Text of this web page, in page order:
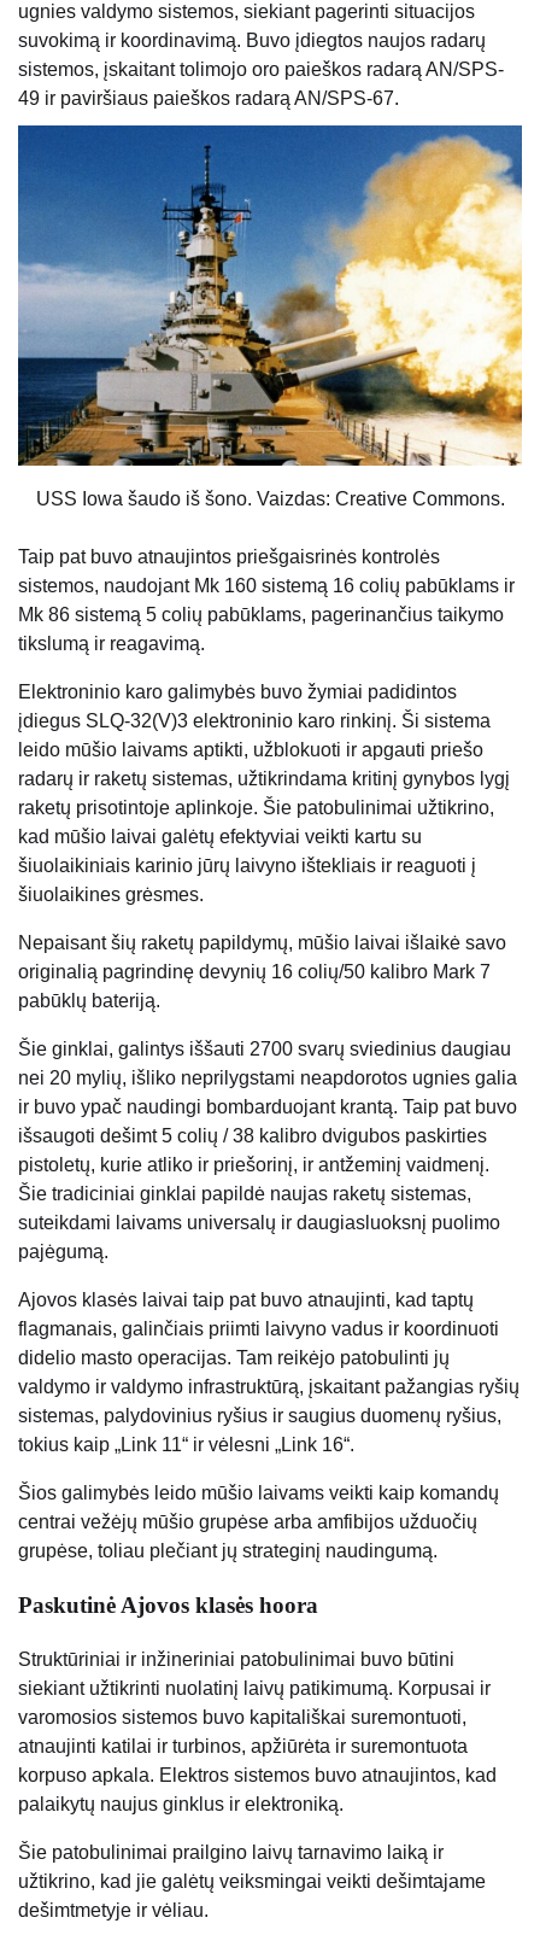
ugnies valdymo sistemos, siekiant pagerinti situacijos
suvokimą ir koordinavimą. Buvo įdiegtos naujos radarų
sistemos, įskaitant tolimojo oro paieškos radarą AN/SPS-
49 ir ​​paviršiaus paieškos radarą AN/SPS-67.
USS Iowa šaudo iš šono. Vaizdas: Creative Commons.
Taip pat buvo atnaujintos priešgaisrinės kontrolės
sistemos, naudojant Mk 160 sistemą 16 colių pabūklams ir
Mk 86 sistemą 5 colių pabūklams, pagerinančius taikymo
tikslumą ir reagavimą.
Elektroninio karo galimybės buvo žymiai padidintos
įdiegus SLQ-32(V)3 elektroninio karo rinkinį. Ši sistema
leido mūšio laivams aptikti, užblokuoti ir apgauti priešo
radarų ir raketų sistemas, užtikrindama kritinį gynybos lygį
raketų prisotintoje aplinkoje. Šie patobulinimai užtikrino,
kad mūšio laivai galėtų efektyviai veikti kartu su
šiuolaikiniais karinio jūrų laivyno ištekliais ir reaguoti į
šiuolaikines grėsmes.
Nepaisant šių raketų papildymų, mūšio laivai išlaikė savo
originalią pagrindinę devynių 16 colių/50 kalibro Mark 7
pabūklų bateriją.
Šie ginklai, galintys iššauti 2700 svarų sviedinius daugiau
nei 20 mylių, išliko neprilygstami neapdorotos ugnies galia
ir buvo ypač naudingi bombarduojant krantą. Taip pat buvo
išsaugoti dešimt 5 colių / 38 kalibro dvigubos paskirties
pistoletų, kurie atliko ir priešorinį, ir antžeminį vaidmenį.
Šie tradiciniai ginklai papildė naujas raketų sistemas,
suteikdami laivams universalų ir daugiasluoksnį puolimo
pajėgumą.
Ajovos klasės laivai taip pat buvo atnaujinti, kad taptų
flagmanais, galinčiais priimti laivyno vadus ir koordinuoti
didelio masto operacijas. Tam reikėjo patobulinti jų
valdymo ir valdymo infrastruktūrą, įskaitant pažangias ryšių
sistemas, palydovinius ryšius ir saugius duomenų ryšius,
tokius kaip „Link 11“ ir vėlesni „Link 16“.
Šios galimybės leido mūšio laivams veikti kaip komandų
centrai vežėjų mūšio grupėse arba amfibijos užduočių
grupėse, toliau plečiant jų strateginį naudingumą.
Paskutinė Ajovos klasės hoora
Struktūriniai ir inžineriniai patobulinimai buvo būtini
siekiant užtikrinti nuolatinį laivų patikimumą. Korpusai ir
varomosios sistemos buvo kapitališkai suremontuoti,
atnaujinti katilai ir turbinos, apžiūrėta ir suremontuota
korpuso apkala. Elektros sistemos buvo atnaujintos, kad
palaikytų naujus ginklus ir elektroniką.
Šie patobulinimai prailgino laivų tarnavimo laiką ir
užtikrino, kad jie galėtų veiksmingai veikti dešimtajame
dešimtmetyje ir vėliau.